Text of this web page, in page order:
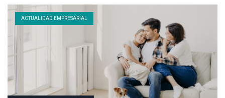
ACTUALIDAD EMPRESARIAL